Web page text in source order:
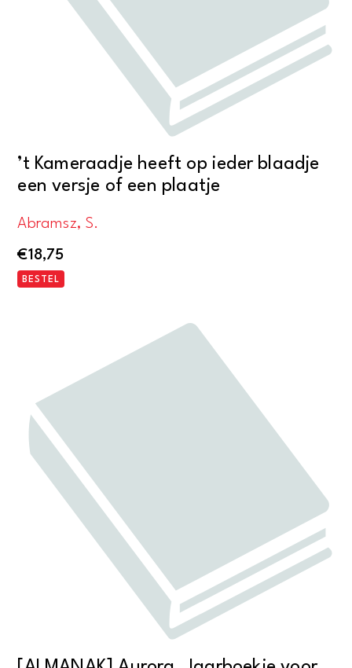
’t Kameraadje heeft op ieder blaadje
een versje of een plaatje
Abramsz, S.
€18,75
BESTEL